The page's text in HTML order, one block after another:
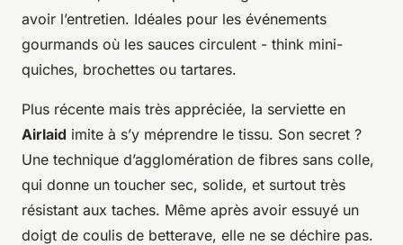
avoir l’entretien. Idéales pour les événements
gourmands où les sauces circulent - think mini-
quiches, brochettes ou tartares.
Plus récente mais très appréciée, la serviette en
Airlaid imite à s’y méprendre le tissu. Son secret ?
Une technique d’agglomération de fibres sans colle,
qui donne un toucher sec, solide, et surtout très
résistant aux taches. Même après avoir essuyé un
doigt de coulis de betterave, elle ne se déchire pas.